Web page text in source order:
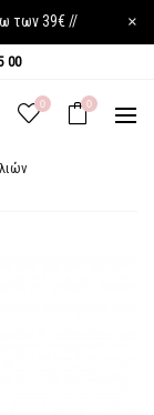
των 39€ // ×
00
0 0